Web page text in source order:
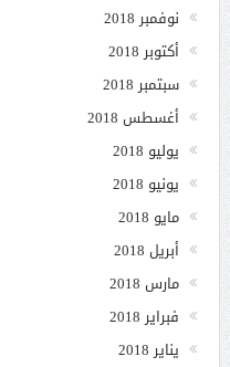
نوفمبر 2018
أكتوبر 2018
سبتمبر 2018
أغسطس 2018
يوليو 2018
يونيو 2018
مايو 2018
أبريل 2018
مارس 2018
فبراير 2018
يناير 2018